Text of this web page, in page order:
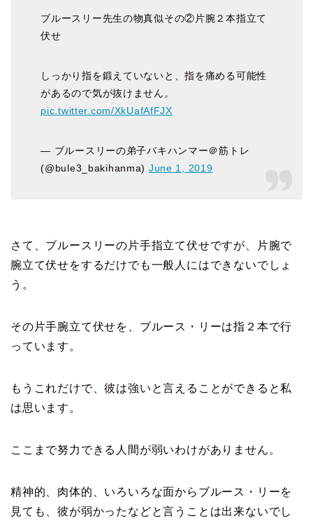
ブルースリー先生の物真似その②片腕２本指立て
伏せ
しっかり指を鍛えていないと、指を痛める可能性
があるので気が抜けません。
pic.twitter.com/XkUafAfFJX
— ブルースリーの弟子バキハンマー＠筋トレ
(@bule3_bakihanma) June 1, 2019
さて、ブルースリーの片手指立て伏せですが、片腕で
腕立て伏せをするだけでも一般人にはできないでしょ
う。
その片手腕立て伏せを、ブルース・リーは指２本で行
っています。
もうこれだけで、彼は強いと言えることができると私
は思います。
ここまで努力できる人間が弱いわけがありません。
精神的、肉体的、いろいろな面からブルース・リーを
見ても、彼が弱かったなどと言うことは出来ないでし